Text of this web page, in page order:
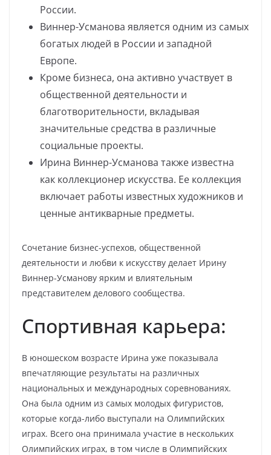
России.
Виннер-Усманова является одним из самых
богатых людей в России и западной
Европе.
Кроме бизнеса, она активно участвует в
общественной деятельности и
благотворительности, вкладывая
значительные средства в различные
социальные проекты.
Ирина Виннер-Усманова также известна
как коллекционер искусства. Ее коллекция
включает работы известных художников и
ценные антикварные предметы.
Сочетание бизнес-успехов, общественной
деятельности и любви к искусству делает Ирину
Виннер-Усманову ярким и влиятельным
представителем делового сообщества.
Спортивная карьера:
В юношеском возрасте Ирина уже показывала
впечатляющие результаты на различных
национальных и международных соревнованиях.
Она была одним из самых молодых фигуристов,
которые когда-либо выступали на Олимпийских
играх. Всего она принимала участие в нескольких
Олимпийских играх, в том числе в Олимпийских